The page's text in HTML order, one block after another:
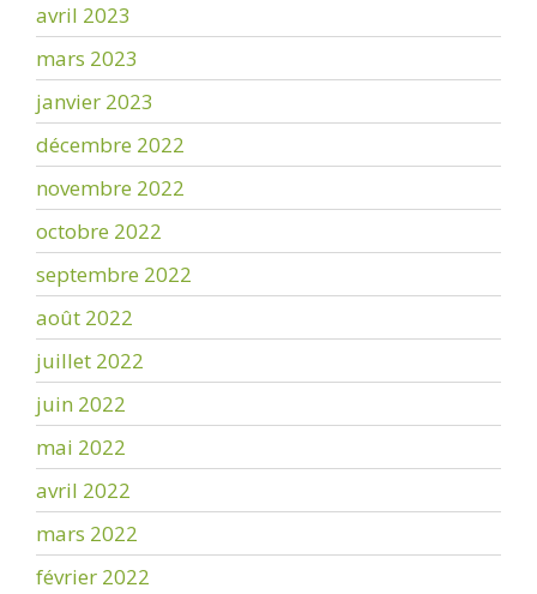
avril 2023
mars 2023
janvier 2023
décembre 2022
novembre 2022
octobre 2022
septembre 2022
août 2022
juillet 2022
juin 2022
mai 2022
avril 2022
mars 2022
février 2022